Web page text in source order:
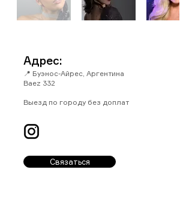
Адрес:
📍 Буэнос-Айрес, Аргентина
Baez 332
Выезд по городу без доплат
Связаться